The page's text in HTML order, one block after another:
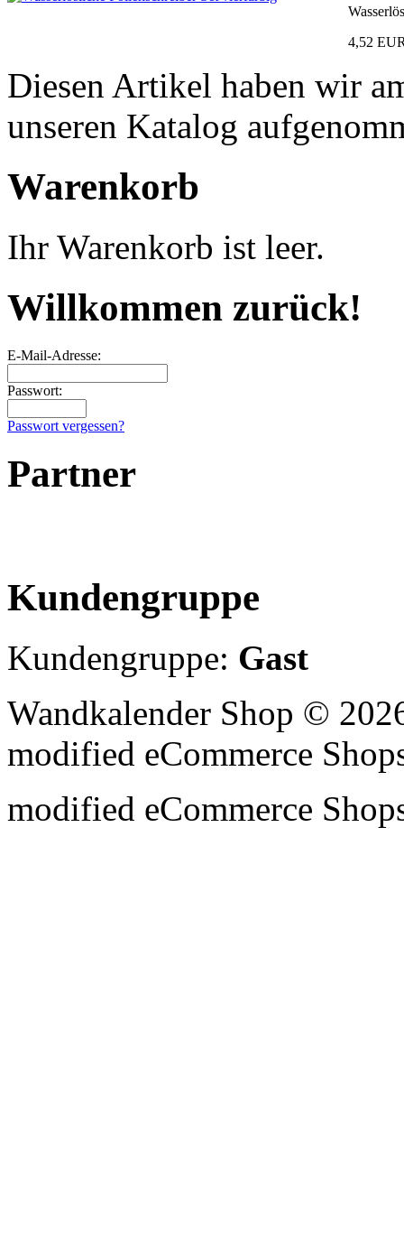
4,52
Diesen Artikel haben wir
unseren Katalog
Warenkorb
Ihr Warenkorb ist leer.
Willkommen zurück!
E-Mail-Adresse:
Passwort:
Passwort vergessen?
Partner
Kundengruppe
Kundengruppe: Gast
Wandkalender Shop ©
modified eCommerce
modified eCommerce